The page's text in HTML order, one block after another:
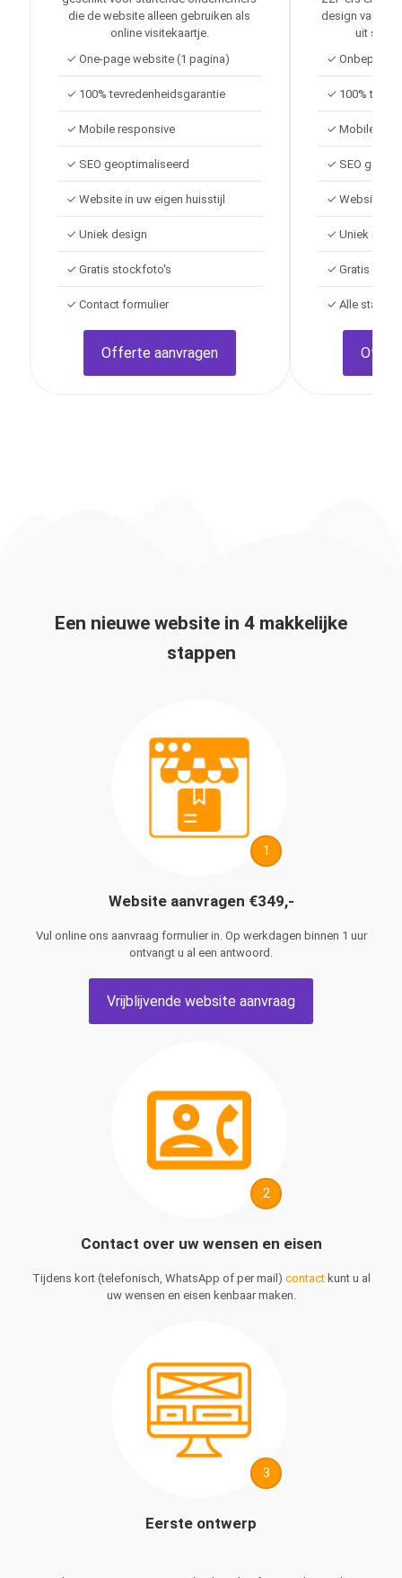
die de website alleen gebruiken als
online visitekaartje.
✓ One-page website (1 pagina)
✓ 100% tevredenheidsgarantie
✓ Mobile responsive
✓ SEO geoptimaliseerd
✓ Website in uw eigen huisstijl
✓ Uniek design
✓ Gratis stockfoto's
✓ Contact formulier
Offerte aanvragen
design van de
uit
✓ Onbeperkt
✓ 100%
✓ Mobile
✓ SEO
✓ Website in
✓ Uniek
✓ Gratis
✓ Alle
Een nieuwe website in 4 makkelijke
stappen
1
Website aanvragen €349,-
Vul online ons aanvraag formulier in. Op werkdagen binnen 1 uur
ontvangt u al een antwoord.
Vrijblijvende website aanvraag
2
Contact over uw wensen en eisen
Tijdens kort (telefonisch, WhatsApp of per mail) contactkunt u al
uw wensen en eisen kenbaar maken.
3
Eerste ontwerp